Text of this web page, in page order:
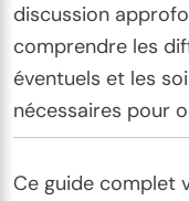
discussion
comprendre les
éventuels et les
nécessaires pour
Ce guide complet